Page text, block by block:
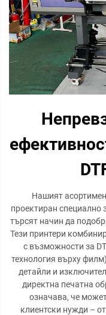
Нашият
проектиран специално
търсят начин да
Тези принтери
с възможности за
технология върху
детайли и
директна печатна
означава, че
клиентски нужди –